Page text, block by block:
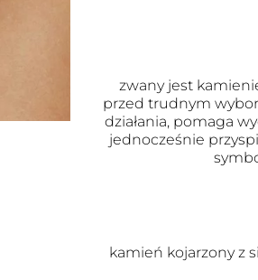
zwany jest
przed trudnym
działania, pomaga
jednocześnie
kamień kojarzony z